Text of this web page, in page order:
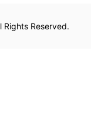
Reserved.